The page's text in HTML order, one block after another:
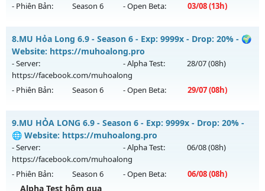
Exp: 1000x - Drop: 20%
Thể loại: Mu Nguyên bản Webzen
Antihack: GameGuard
- Phiên Bản:
Season 6 - Open Beta: 03/08(13h)
✅ BAVUONGMU.NET ✅ - NHẬN MỐC DONATE FREE TẠI
NHÓM ZALO
Mu mới ra tháng 08 2026 - Mở máy chủ
HÀ NỘIvào 13h
ngày 03/08/2626
Exp: 500x - Drop: 20%
Thể loại: Mu Nguyên bản Webzen
Antihack: FPS 60 PLUS - CHỐNG HACK 100%
8.MU Hỏa Long 6.9 - Season 6 - Exp: 9999x - Drop: 20% - 🌍
Website: https://muhoalong.pro
- Server:
https://facebook.com/muhoalong
- Alpha Test: 28/07(08h)
- Phiên Bản: Season 6 - Open Beta: 29/07(08h)
MU Hỏa Long 6.9 - 🌍 Website: https://muhoalong.pro
Mu mới ra tháng 07 2026 - Mở máy chủ
https://facebook.com/muhoalongvào 08h ngày
29/07/2626
Exp: 9999x - Drop: 20%
9.MU HỎA LONG 6.9 - Season 6 - Exp: 9999x - Drop: 20% -
🌐 Website: https://muhoalong.pro
- Server:
https://facebook.com/muhoalong
- Alpha Test: 06/08(08h)
- Phiên Bản: Season 6 - Open Beta: 06/08(08h)
Alpha Test hôm qua